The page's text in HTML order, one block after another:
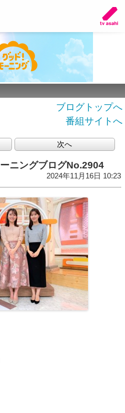
ブログトップへ
番組サイトへ
次へ
ニングブログNo.2904
2024年11月16日 10:23